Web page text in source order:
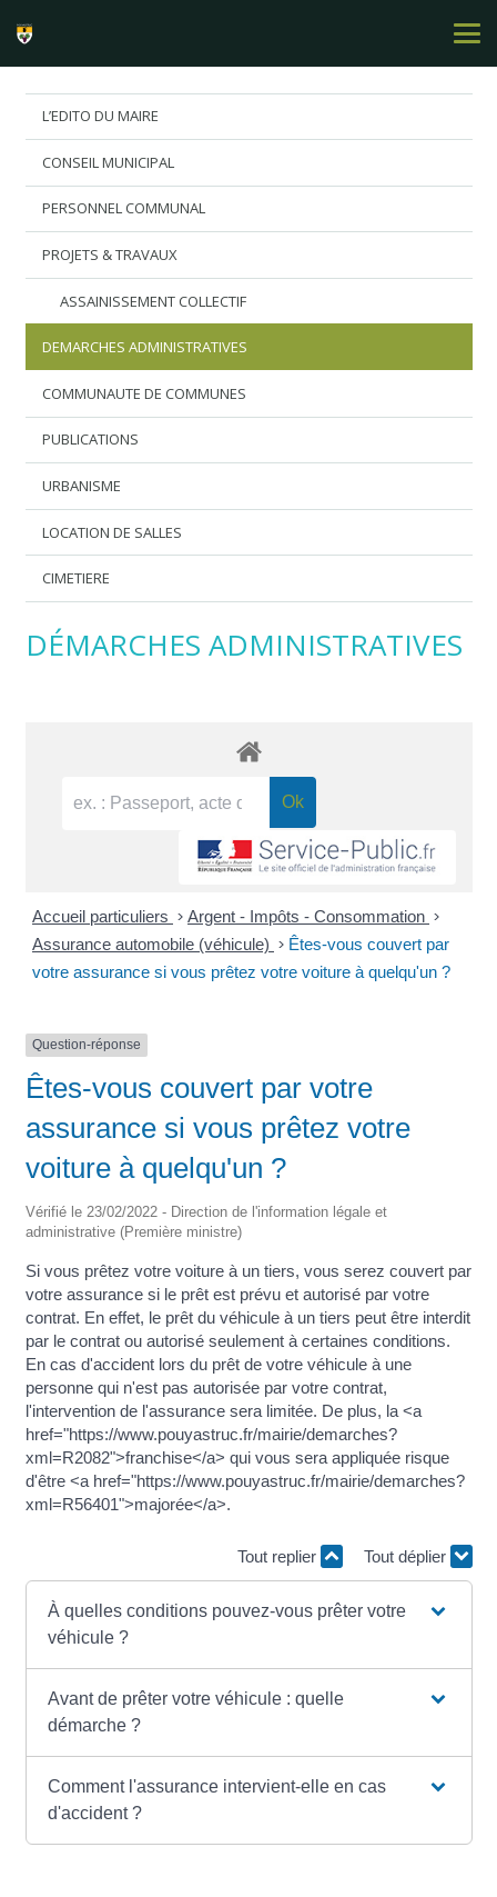
L’EDITO DU MAIRE
CONSEIL MUNICIPAL
PERSONNEL COMMUNAL
PROJETS & TRAVAUX
ASSAINISSEMENT COLLECTIF
DEMARCHES ADMINISTRATIVES
COMMUNAUTE DE COMMUNES
PUBLICATIONS
URBANISME
LOCATION DE SALLES
CIMETIERE
DÉMARCHES ADMINISTRATIVES
Accueil particuliers > Argent - Impôts - Consommation >
Assurance automobile (véhicule) > Êtes-vous couvert par
votre assurance si vous prêtez votre voiture à quelqu'un ?
Question-réponse
Êtes-vous couvert par votre
assurance si vous prêtez votre
voiture à quelqu'un ?
Vérifié le 23/02/2022 - Direction de l'information légale et
administrative (Première ministre)
Si vous prêtez votre voiture à un tiers, vous serez couvert par
votre assurance si le prêt est prévu et autorisé par votre
contrat. En effet, le prêt du véhicule à un tiers peut être interdit
par le contrat ou autorisé seulement à certaines conditions.
En cas d'accident lors du prêt de votre véhicule à une
personne qui n'est pas autorisée par votre contrat,
l'intervention de l'assurance sera limitée. De plus, la <a
href="https://www.pouyastruc.fr/mairie/demarches?
xml=R2082">franchise</a> qui vous sera appliquée risque
d'être <a href="https://www.pouyastruc.fr/mairie/demarches?
xml=R56401">majorée</a>.
Tout replier Tout déplier
À quelles conditions pouvez-vous prêter votre
véhicule ?
Avant de prêter votre véhicule : quelle
démarche ?
Comment l'assurance intervient-elle en cas
d'accident ?